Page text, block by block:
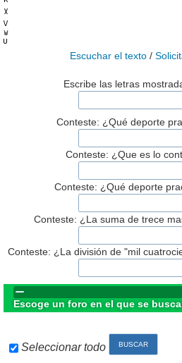
Escuchar el texto/
Escribe las letras
Conteste: ¿Qué deporte
Conteste: ¿Que es lo
Conteste: ¿Qué deporte
Conteste: ¿La suma de trece
Conteste: ¿La división de "mil
Escoge un foro en el que se
Seleccionar todo